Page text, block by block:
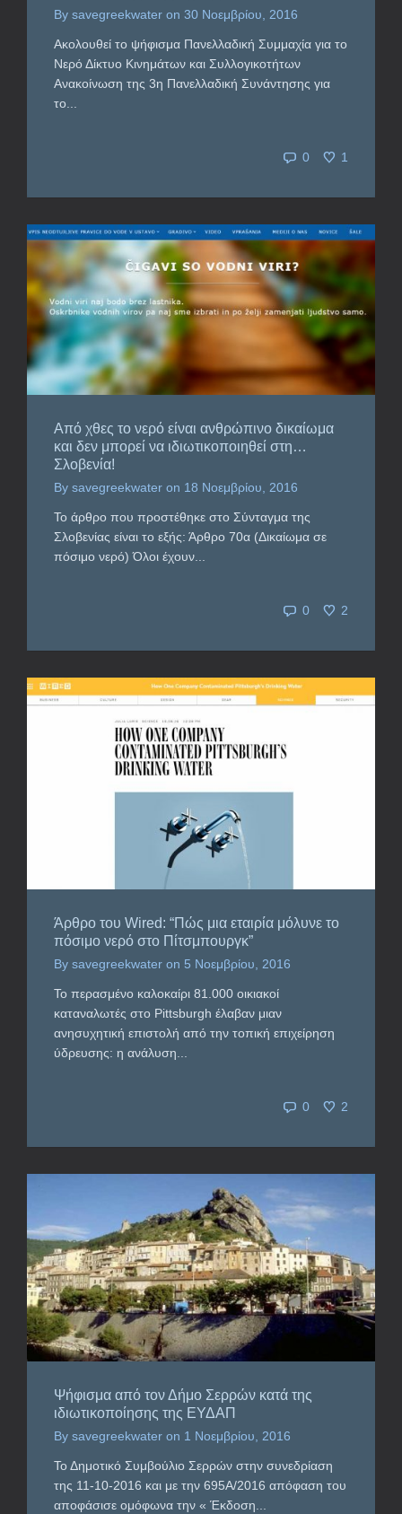
By savegreekwater on 30 Νοεμβρίου, 2016
Ακολουθεί το ψήφισμα Πανελλαδική Συμμαχία για το
Νερό Δίκτυο Κινημάτων και Συλλογικοτήτων
Ανακοίνωση της 3η Πανελλαδική Συνάντησης για
το...
0 1
Από χθες το νερό είναι ανθρώπινο δικαίωμα
και δεν μπορεί να ιδιωτικοποιηθεί στη…
Σλοβενία!
By savegreekwater on 18 Νοεμβρίου, 2016
Το άρθρο που προστέθηκε στο Σύνταγμα της
Σλοβενίας είναι το εξής: Άρθρο 70α (Δικαίωμα σε
πόσιμο νερό) Όλοι έχουν...
0 2
Άρθρο του Wired: “Πώς μια εταιρία μόλυνε το
πόσιμο νερό στο Πίτσμπουργκ”
By savegreekwater on 5 Νοεμβρίου, 2016
Το περασμένο καλοκαίρι 81.000 οικιακοί
καταναλωτές στο Pittsburgh έλαβαν μιαν
ανησυχητική επιστολή από την τοπική επιχείρηση
ύδρευσης: η ανάλυση...
0 2
Ψήφισμα από τον Δήμο Σερρών κατά της
ιδιωτικοποίησης της ΕΥΔΑΠ
By savegreekwater on 1 Νοεμβρίου, 2016
Το Δημοτικό Συμβούλιο Σερρών στην συνεδρίαση
της 11-10-2016 και με την 695Α/2016 απόφαση του
αποφάσισε ομόφωνα την « Έκδοση...